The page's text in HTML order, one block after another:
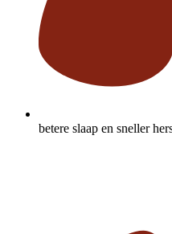
betere slaap en sneller